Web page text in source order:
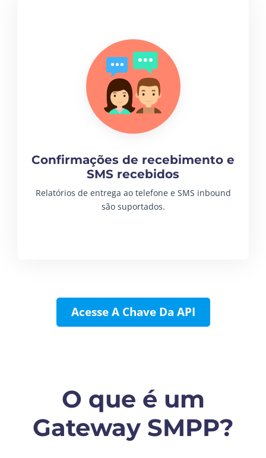
Confirmações de recebimento e
SMS recebidos
Relatórios de entrega ao telefone e SMS inbound
são suportados.
Acesse A Chave Da API
O que é um
Gateway SMPP?